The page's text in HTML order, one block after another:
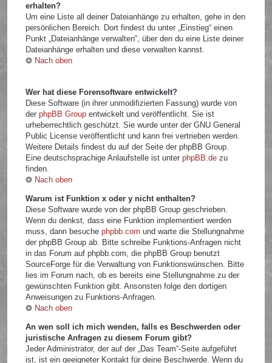
erhalten?
Um eine Liste all deiner Dateianhänge zu erhalten, gehe in den
persönlichen Bereich. Dort findest du unter „Einstieg“ einen
Punkt „Dateianhänge verwalten“, über den du eine Liste deiner
Dateianhänge erhalten und diese verwalten kannst.
Nach oben
Wer hat diese Forensoftware entwickelt?
Diese Software (in ihrer unmodifizierten Fassung) wurde von
derphpBB Group entwickelt und veröffentlicht. Sie ist
urheberrechtlich geschützt. Sie wurde unter der GNU General
Public License veröffentlicht und kann frei vertrieben werden.
Weitere Details findest du auf der Seite der phpBB Group.
Eine deutschsprachige Anlaufstelle ist unterphpBB.de zu
finden.
Nach oben
Warum ist Funktion x oder y nicht enthalten?
Diese Software wurde von der phpBB Group geschrieben.
Wenn du denkst, dass eine Funktion implementiert werden
muss, dann besuchephpbb.com und warte die Stellungnahme
der phpBB Group ab. Bitte schreibe Funktions-Anfragen nicht
in das Forum auf phpbb.com, die phpBB Group benutzt
SourceForge für die Verwaltung von Funktionswünschen. Bitte
lies im Forum nach, ob es bereits eine Stellungnahme zu der
gewünschten Funktion gibt. Ansonsten folge den dortigen
Anweisungen zu Funktions-Anfragen.
Nach oben
An wen soll ich mich wenden, falls es Beschwerden oder
juristische Anfragen zu diesem Forum gibt?
Jeder Administrator, der auf der „Das Team“-Seite aufgeführt
ist, ist ein geeigneter Kontakt für deine Beschwerde. Wenn du